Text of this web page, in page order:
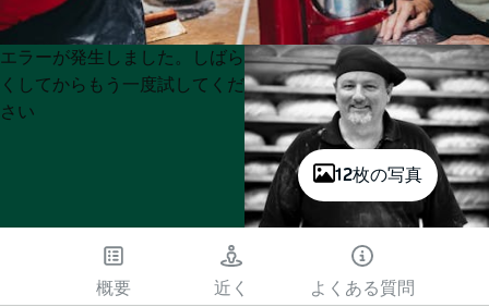
12枚の写真
Product
List
Product
List
エラーが発生しました。しばら
くしてからもう一度試してくだ
さい
概要 近く よくある質問